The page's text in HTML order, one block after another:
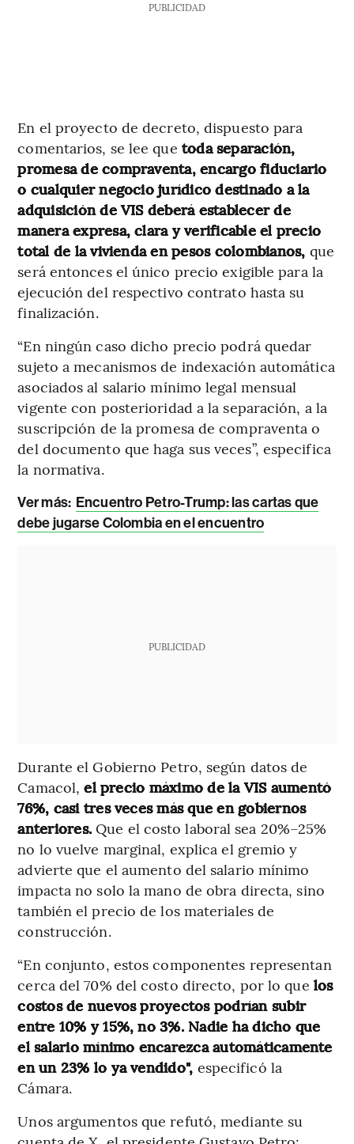
PUBLICIDAD
En el proyecto de decreto, dispuesto para
comentarios, se lee que toda separación,
promesa de compraventa, encargo fiduciario
o cualquier negocio jurídico destinado a la
adquisición de VIS deberá establecer de
manera expresa, clara y verificable el precio
total de la vivienda en pesos colombianos, que
será entonces el único precio exigible para la
ejecución del respectivo contrato hasta su
finalización.
“En ningún caso dicho precio podrá quedar
sujeto a mecanismos de indexación automática
asociados al salario mínimo legal mensual
vigente con posterioridad a la separación, a la
suscripción de la promesa de compraventa o
del documento que haga sus veces”, especifica
la normativa.
Ver más: Encuentro Petro-Trump: las cartas que
debe jugarse Colombia en el encuentro
PUBLICIDAD
Durante el Gobierno Petro, según datos de
Camacol,el precio máximo de la VIS aumentó
76%, casi tres veces más que en gobiernos
anteriores. Que el costo laboral sea 20%–25%
no lo vuelve marginal, explica el gremio y
advierte que el aumento del salario mínimo
impacta no solo la mano de obra directa, sino
también el precio de los materiales de
construcción.
“En conjunto, estos componentes representan
cerca del 70% del costo directo, por lo que los
costos de nuevos proyectos podrían subir
entre 10% y 15%, no 3%. Nadie ha dicho que
el salario mínimo encarezca automáticamente
en un 23% lo ya vendido", especificó la
Cámara.
Unos argumentos que refutó, mediante su